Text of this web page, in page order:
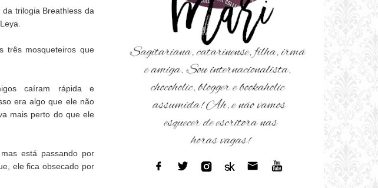
trilogia Breathless da
três mosqueteiros que
caíram rápida e
era algo que ele não
mais perto do que ele
está passando por
ele fica obsecado por